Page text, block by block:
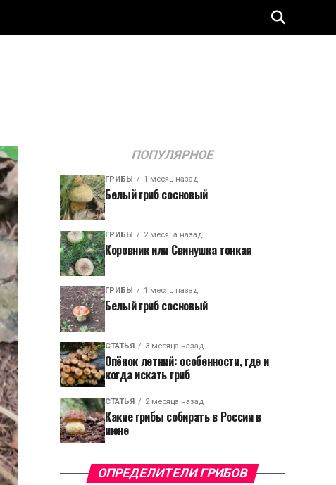
ПОПУЛЯРНОЕ
ГРИБЫ 1 месяц назад
Белый гриб сосновый
ГРИБЫ 2 месяца назад
Коровник или Свинушка тонкая
ГРИБЫ 1 месяц назад
Белый гриб сосновый
СТАТЬЯ 3 месяца назад
Опёнок летний: особенности, где и
когда искать гриб
СТАТЬЯ 2 месяца назад
Какие грибы собирать в России в
июне
ОПРЕДЕЛИТЕЛИ ГРИБОВ